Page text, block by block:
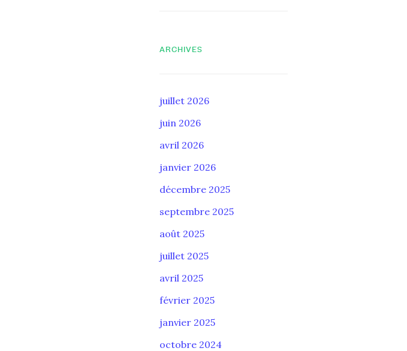
ARCHIVES
juillet 2026
juin 2026
avril 2026
janvier 2026
décembre 2025
septembre 2025
août 2025
juillet 2025
avril 2025
février 2025
janvier 2025
octobre 2024